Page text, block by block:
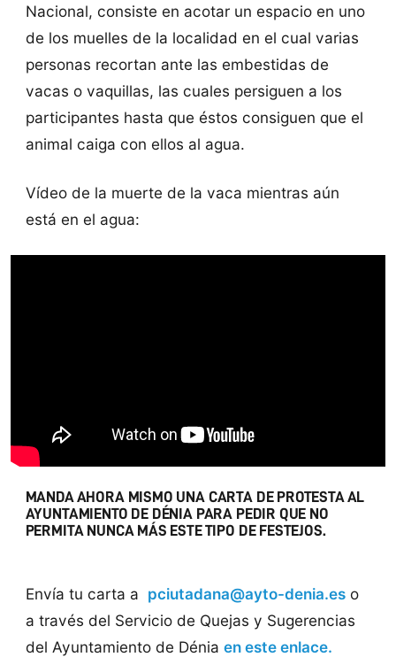
Nacional, consiste en acotar un espacio en uno
de los muelles de la localidad en el cual varias
personas recortan ante las embestidas de
vacas o vaquillas, las cuales persiguen a los
participantes hasta que éstos consiguen que el
animal caiga con ellos al agua.
Vídeo de la muerte de la vaca mientras aún
está en el agua:
MANDA AHORA MISMO UNA CARTA DE PROTESTA AL
AYUNTAMIENTO DE DÉNIA PARA PEDIR QUE NO
PERMITA NUNCA MÁS ESTE TIPO DE FESTEJOS.
Envía tu carta a pciutadana@ayto-denia.eso
a través del Servicio de Quejas y Sugerencias
del Ayuntamiento de Dénia en este enlace.